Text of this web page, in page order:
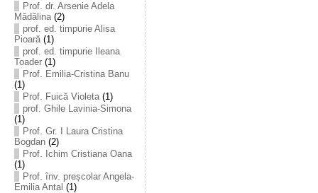
Prof. dr. Arsenie Adela
Mădălina(2)
prof. ed. timpurie Alisa
Pioară(1)
prof. ed. timpurie Ileana
Toader(1)
Prof. Emilia-Cristina Banu
(1)
Prof. Fuică Violeta(1)
prof. Ghile Lavinia-Simona
(1)
Prof. Gr. I Laura Cristina
Bogdan(2)
Prof. Ichim Cristiana Oana
(1)
Prof. înv. preșcolar Angela-
Emilia Antal (1)